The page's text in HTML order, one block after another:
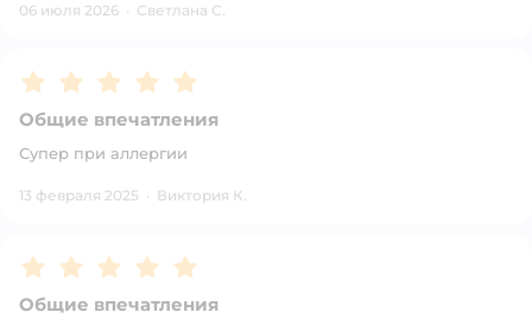
06 июля 2026 · Светлана С.
Рейтинг:5
Общие впечатления
Супер при аллергии
13 февраля 2025 · Виктория К.
Рейтинг:5
Общие впечатления